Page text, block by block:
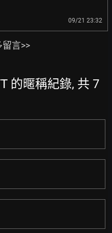
09/21 23:32
言>>
的暱稱紀錄, 共 7